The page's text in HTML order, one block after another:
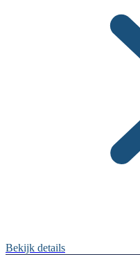
Bekijk details